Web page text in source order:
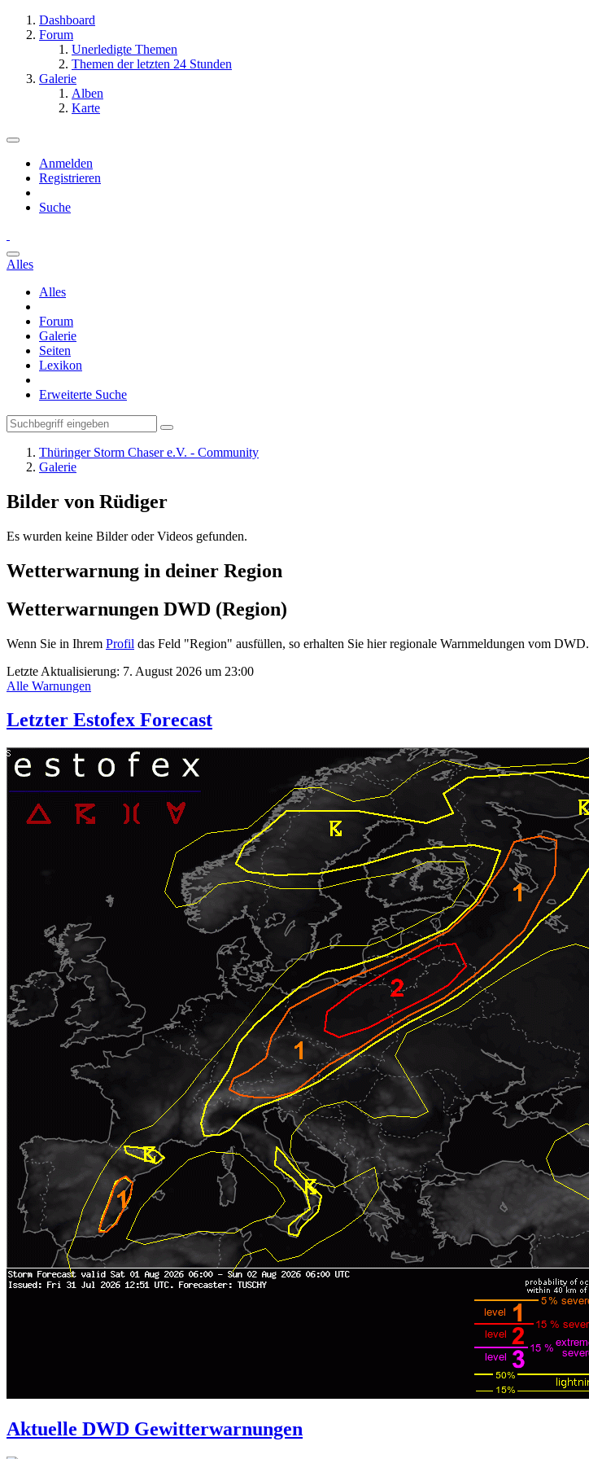
Dashboard
Forum
Unerledigte Themen
Themen der letzten 24 Stunden
Galerie
Alben
Karte
Anmelden
Registrieren
Suche
Alles
Alles
Forum
Galerie
Seiten
Lexikon
Erweiterte Suche
Thüringer Storm Chaser e.V. - Community
Galerie
Bilder von Rüdiger
Es wurden keine Bilder oder Videos gefunden.
Wetterwarnung in deiner Region
Wetterwarnungen DWD (Region)
Wenn Sie in Ihrem Profil das Feld "Region" ausfüllen, so erhalten Sie hier regionale Warnmeldungen vom DWD.
Letzte Aktualisierung: 7. August 2026 um 23:00
Alle Warnungen
Letzter Estofex Forecast
Aktuelle DWD Gewitterwarnungen